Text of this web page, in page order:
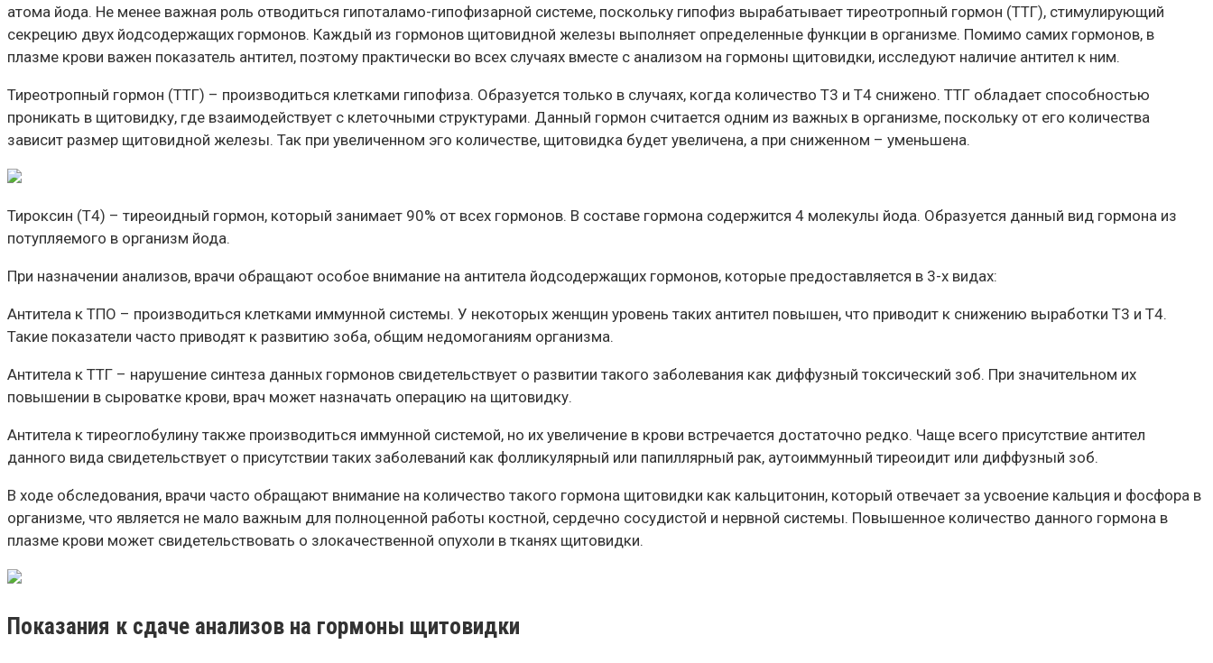
атома йода. Не менее важная роль отводиться гипоталамо-гипофизарной системе, поскольку гипофиз вырабатывает тиреотропный гормон (ТТГ), стимулирующий
секрецию двух йодсодержащих гормонов. Каждый из гормонов щитовидной железы выполняет определенные функции в организме. Помимо самих гормонов, в
плазме крови важен показатель антител, поэтому практически во всех случаях вместе с анализом на гормоны щитовидки, исследуют наличие антител к ним.
Тиреотропный гормон (ТТГ) – производиться клетками гипофиза. Образуется только в случаях, когда количество Т3 и Т4 снижено. ТТГ обладает способностью
проникать в щитовидку, где взаимодействует с клеточными структурами. Данный гормон считается одним из важных в организме, поскольку от его количества
зависит размер щитовидной железы. Так при увеличенном эго количестве, щитовидка будет увеличена, а при сниженном – уменьшена.
Тироксин (Т4) – тиреоидный гормон, который занимает 90% от всех гормонов. В составе гормона содержится 4 молекулы йода. Образуется данный вид гормона из
потупляемого в организм йода.
При назначении анализов, врачи обращают особое внимание на антитела йодсодержащих гормонов, которые предоставляется в 3-х видах:
Антитела к ТПО – производиться клетками иммунной системы. У некоторых женщин уровень таких антител повышен, что приводит к снижению выработки Т3 и Т4.
Такие показатели часто приводят к развитию зоба, общим недомоганиям организма.
Антитела к ТТГ – нарушение синтеза данных гормонов свидетельствует о развитии такого заболевания как диффузный токсический зоб. При значительном их
повышении в сыроватке крови, врач может назначать операцию на щитовидку.
Антитела к тиреоглобулину также производиться иммунной системой, но их увеличение в крови встречается достаточно редко. Чаще всего присутствие антител
данного вида свидетельствует о присутствии таких заболеваний как фолликулярный или папиллярный рак, аутоиммунный тиреоидит или диффузный зоб.
В ходе обследования, врачи часто обращают внимание на количество такого гормона щитовидки как кальцитонин, который отвечает за усвоение кальция и фосфора в
организме, что является не мало важным для полноценной работы костной, сердечно сосудистой и нервной системы. Повышенное количество данного гормона в
плазме крови может свидетельствовать о злокачественной опухоли в тканях щитовидки.
Показания к сдаче анализов на гормоны щитовидки